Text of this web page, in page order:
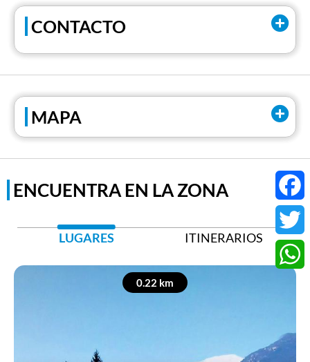
CONTACTO
Correo electrónico:
loriscosentino83@gmail.com
Tel:
Tel:+39 3495452513
MAPA
Twitter
ENCUENTRA EN LA ZONA
LUGARES ITINERARIOS
0.22 km